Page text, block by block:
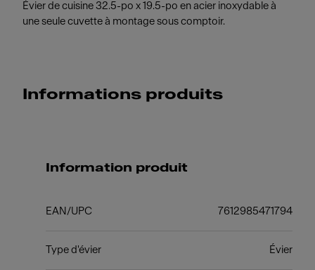
Évier de cuisine 32.5-po x 19.5-po en acier inoxydable à
une seule cuvette à montage sous comptoir.
Informations produits
Information produit
EAN/UPC 7612985471794
Type d'évier Évier